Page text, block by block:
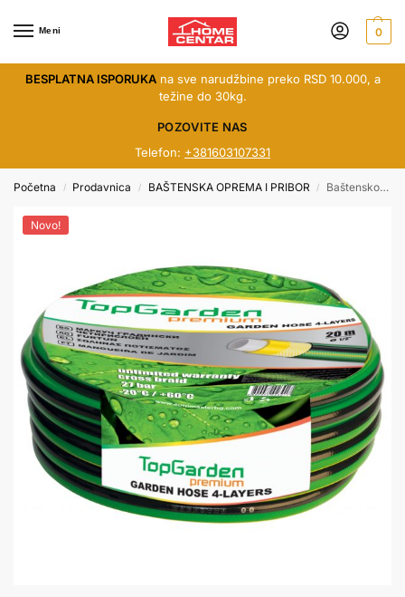
Meni 0
BESPLATNA ISPORUKAna sve narudžbine preko RSD 10.000, a
težine do 30kg.
POZOVITE NAS
Telefon: +381603107331
Početna / Prodavnica / BAŠTENSKA OPREMA I PRIBOR / Baštensko crevo TGP 1/2“ 20m 402121
Novo!